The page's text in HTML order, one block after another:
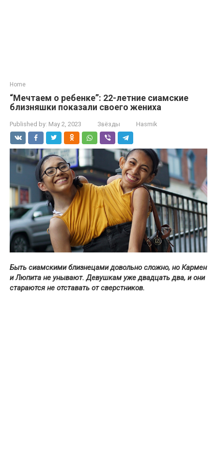
Home
“Мечтаем о ребенке”: 22-летние сиамские
близняшки показали своего жениха
Published by: May 2, 2023 Звёзды Hasmik
Быть сиамскими близнецами довольно сложно, но Кармен
и Люпита не унывают. Девушкам уже двадцать два, и они
стараются не отставать от сверстников.